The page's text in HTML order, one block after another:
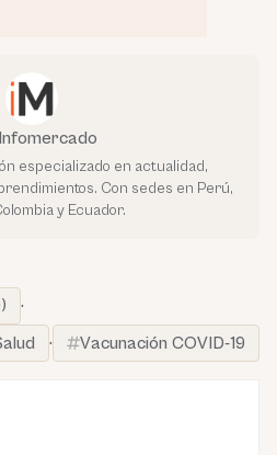
Infomercado
especializado en actualidad,
Con sedes en Perú,
y Ecuador.
·
· Vacunación COVID-19